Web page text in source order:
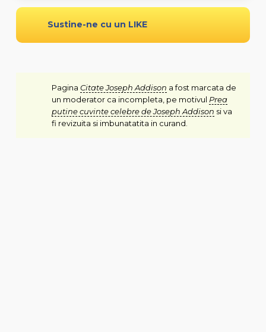
Sustine-ne cu un LIKE
Pagina Citate Joseph Addison a fost marcata de
un moderator ca incompleta, pe motivul Prea
putine cuvinte celebre de Joseph Addison si va
fi revizuita si imbunatatita in curand.